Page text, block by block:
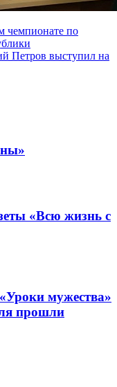
чемпионате по
Петров выступил на
«Всю жизнь с
мужества»
прошли